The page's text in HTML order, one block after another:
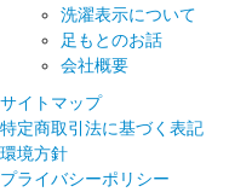
洗濯表示について
足もとのお話
会社概要
サイトマップ
特定商取引法に基づく表記
環境方針
プライバシーポリシー